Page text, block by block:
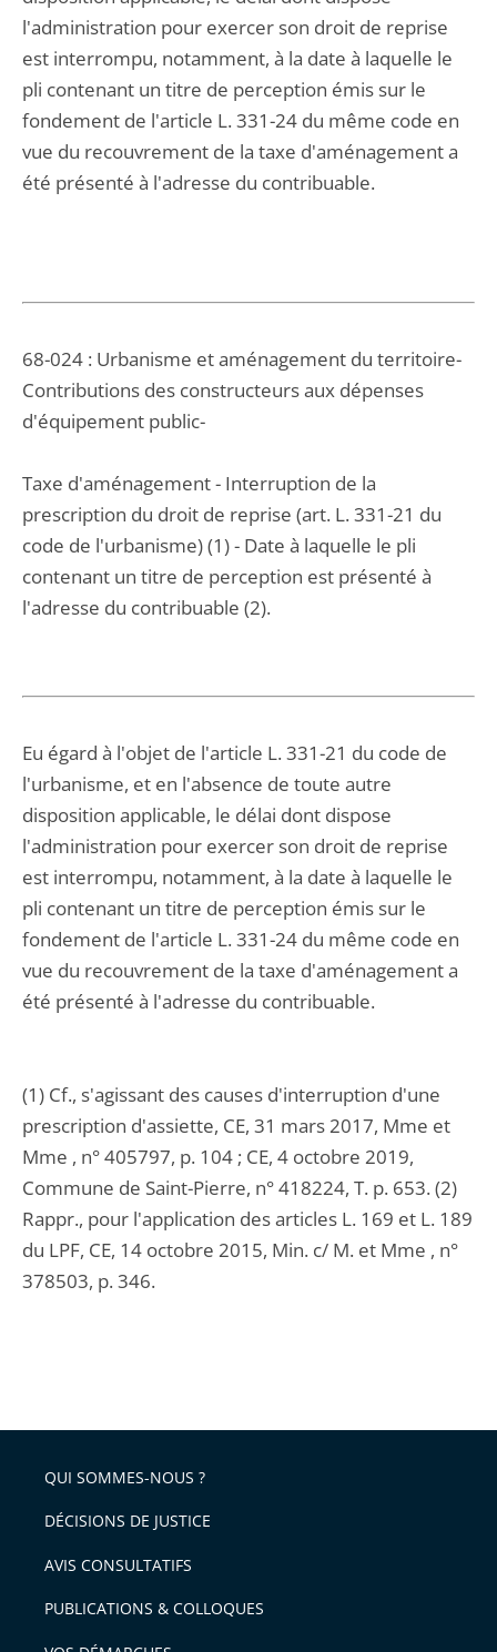
l'administration pour exercer son droit de reprise
est interrompu, notamment, à la date à laquelle le
pli contenant un titre de perception émis sur le
fondement de l'article L. 331-24 du même code en
vue du recouvrement de la taxe d'aménagement a
été présenté à l'adresse du contribuable.
68-024 : Urbanisme et aménagement du territoire-
Contributions des constructeurs aux dépenses
d'équipement public-
Taxe d'aménagement - Interruption de la
prescription du droit de reprise (art. L. 331-21 du
code de l'urbanisme) (1) - Date à laquelle le pli
contenant un titre de perception est présenté à
l'adresse du contribuable (2).
Eu égard à l'objet de l'article L. 331-21 du code de
l'urbanisme, et en l'absence de toute autre
disposition applicable, le délai dont dispose
l'administration pour exercer son droit de reprise
est interrompu, notamment, à la date à laquelle le
pli contenant un titre de perception émis sur le
fondement de l'article L. 331-24 du même code en
vue du recouvrement de la taxe d'aménagement a
été présenté à l'adresse du contribuable.
(1) Cf., s'agissant des causes d'interruption d'une
prescription d'assiette, CE, 31 mars 2017, Mme et
Mme , n° 405797, p. 104 ; CE, 4 octobre 2019,
Commune de Saint-Pierre, n° 418224, T. p. 653. (2)
Rappr., pour l'application des articles L. 169 et L. 189
du LPF, CE, 14 octobre 2015, Min. c/ M. et Mme , n°
378503, p. 346.
QUI SOMMES-NOUS ?
DÉCISIONS DE JUSTICE
AVIS CONSULTATIFS
PUBLICATIONS & COLLOQUES